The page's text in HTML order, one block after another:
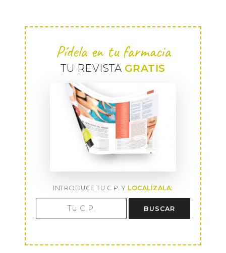
Pídela en tu farmacia
TU REVISTA GRATIS
INTRODUCE TU C.P. Y LOCALÍZALA:
BUSCAR